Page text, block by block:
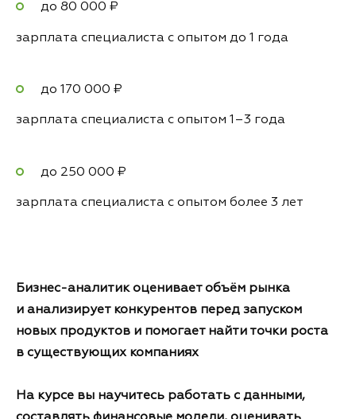
до 80 000 ₽
зарплата специалиста с опытом до 1 года
до 170 000 ₽
зарплата специалиста с опытом 1–3 года
до 250 000 ₽
зарплата специалиста с опытом более 3 лет
Бизнес-аналитик оценивает объём рынка
и анализирует конкурентов перед запуском
новых продуктов и помогает найти точки роста
в существующих компаниях
На курсе вы научитесь работать с данными,